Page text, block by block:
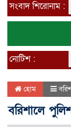
সংবাদ শিরোনাম :
নোটিশ :
হোম
বরিশালে